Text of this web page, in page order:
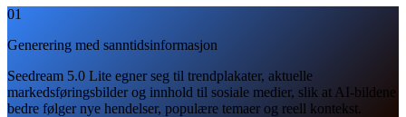
01
Generering med sanntidsinformasjon
Seedream 5.0 Lite egner seg til trendplakater, aktuelle
markedsføringsbilder og innhold til sosiale medier, slik at AI-bildene
bedre følger nye hendelser, populære temaer og reell kontekst.